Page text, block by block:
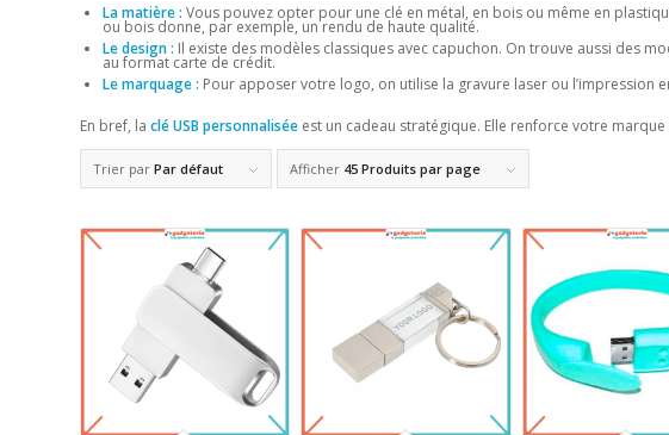
La matière : Vous pouvez opter pour une clé en métal, en bois ou même en
ou bois donne, par exemple, un rendu de haute qualité.
Le design : Il existe des modèles classiques avec capuchon. On trouve aussi des
au format carte de crédit.
Le marquage : Pour apposer votre logo, on utilise la gravure laser ou l’impression
En bref, la clé USB personnalisée est un cadeau stratégique. Elle renforce votre
Trier par Par défaut Afficher 45 Produits par page